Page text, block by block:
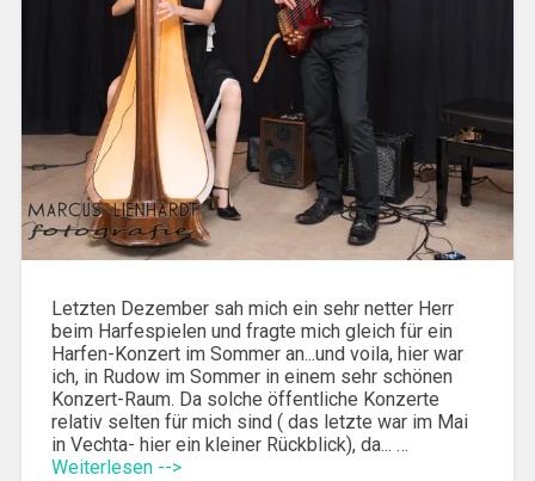
Letzten Dezember sah mich ein sehr netter Herr
beim Harfespielen und fragte mich gleich für ein
Harfen-Konzert im Sommer an...und voila, hier war
ich, in Rudow im Sommer in einem sehr schönen
Konzert-Raum. Da solche öffentliche Konzerte
relativ selten für mich sind ( das letzte war im Mai
in Vechta- hier ein kleiner Rückblick), da... …
Weiterlesen -->